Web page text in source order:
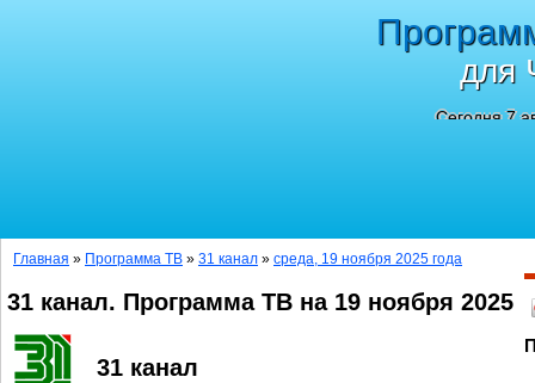
для
Сегодня 7
Главная » Программа ТВ » 31 канал » среда, 19 ноября 2025 года
31 канал. Программа ТВ на 19 ноября 2025
31 канал